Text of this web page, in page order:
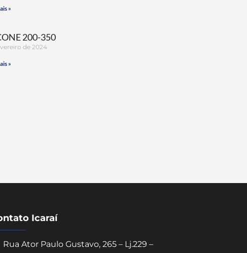
»
200-350
de 2024
»
Icaraí
Rua Ator Paulo Gustavo, 265 – Lj.229 –